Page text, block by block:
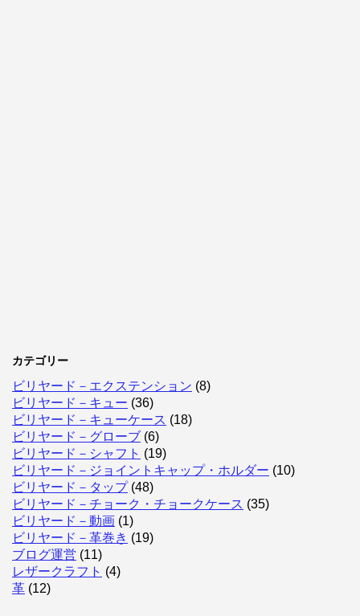
カテゴリー
ビリヤード－エクステンション (8)
ビリヤード－キュー (36)
ビリヤード－キューケース (18)
ビリヤード－グローブ (6)
ビリヤード－シャフト (19)
ビリヤード－ジョイントキャップ・ホルダー (10)
ビリヤード－タップ(48)
ビリヤード－チョーク・チョークケース (35)
ビリヤード－動画 (1)
ビリヤード－革巻き (19)
ブログ運営 (11)
レザークラフト (4)
革 (12)